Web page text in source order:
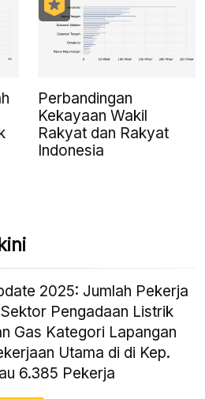
Perbandingan
Kekayaan Wakil
Rakyat dan Rakyat
Indonesia
2025: Jumlah Pekerja
Pengadaan Listrik
Gas Kategori Lapangan
Utama di di Kep.
6.385 Pekerja